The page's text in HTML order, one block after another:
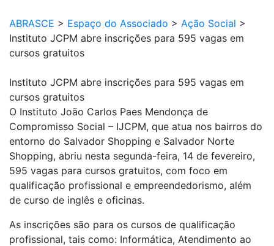
ABRASCE > Espaço do Associado > Ação Social >
Instituto JCPM abre inscrições para 595 vagas em
cursos gratuitos
Instituto JCPM abre inscrições para 595 vagas em
cursos gratuitos
O Instituto João Carlos Paes Mendonça de
Compromisso Social – IJCPM, que atua nos bairros do
entorno do Salvador Shopping e Salvador Norte
Shopping, abriu nesta segunda-feira, 14 de fevereiro,
595 vagas para cursos gratuitos, com foco em
qualificação profissional e empreendedorismo, além
de curso de inglês e oficinas.
As inscrições são para os cursos de qualificação
profissional, tais como: Informática, Atendimento ao